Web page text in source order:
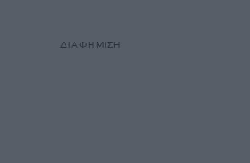
ΔΙΑΦΗΜΙΣΗ